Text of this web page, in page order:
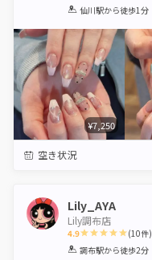
1 2 3 4 5
仙川駅から徒歩1分
¥7,250
空き状況
Lily_AYA
Lily調布店
4.9
1 2 3 4 5
(10件)
調布駅から徒歩2分